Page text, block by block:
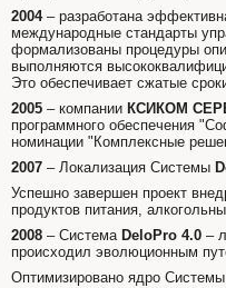
2004– разработана
международные стандарты
формализованы процедуры
выполняются
Это обеспечивает сжатые
2005 – компании КСИКОМ
программного обеспечения
номинации "Комплексные
2007 – Локализация Системы
Успешно завершен проект
продуктов питания,
2008 – Система DeloPro 4.0 –
происходил эволюционным
Оптимизировано ядро